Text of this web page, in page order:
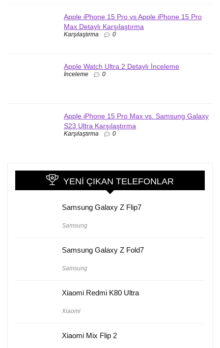
Apple iPhone 15 Pro vs Apple iPhone 15 Pro
Max Detaylı Karşılaştırma
Karşılaştırma 0
Apple Watch Ultra 2 Detaylı İnceleme
İnceleme 0
Apple iPhone 15 Pro Max vs. Samsung Galaxy
S23 Ultra Karşılaştırma
Karşılaştırma 0
YENI ÇIKAN TELEFONLAR
Samsung Galaxy Z Flip7
Samsung
Samsung Galaxy Z Fold7
Samsung
Xiaomi Redmi K80 Ultra
Xiaomi
Xiaomi Mix Flip 2